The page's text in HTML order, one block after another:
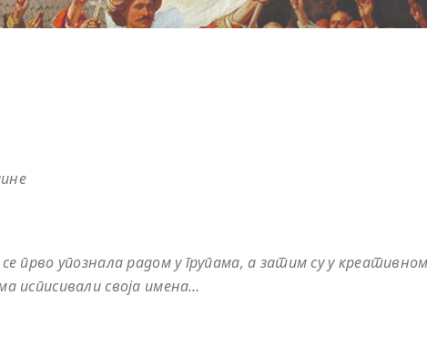
прво упознала радом у групама, а затим су у
исписивали своја имена…